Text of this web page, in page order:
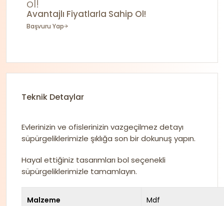
ol!
Avantajlı Fiyatlarla Sahip Ol!
Başvuru Yap
Teknik Detaylar
Evlerinizin ve ofislerinizin vazgeçilmez detayı
süpürgeliklerimizle şıklığa son bir dokunuş yapın.
Hayal ettiğiniz tasarımları bol seçenekli
süpürgeliklerimizle tamamlayın.
Malzeme Mdf